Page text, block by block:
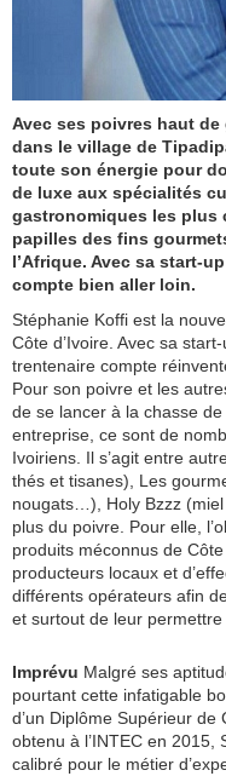
Avec ses poivres haut
dans le village de
toute son énergie pour
de luxe aux spécialités
gastronomiques les plus
papilles des fins
l’Afrique. Avec sa start-
compte bien aller loin.
Stéphanie Koffi est la
Côte d’Ivoire. Avec sa
trentenaire compte
Pour son poivre et les
de se lancer à la chasse
entreprise, ce sont de
Ivoiriens. Il s’agit entre
thés et tisanes), Les
nougats…), Holy Bzzz
plus du poivre. Pour elle,
produits méconnus de
producteurs locaux et
différents opérateurs afin
et surtout de leur permettre
Imprévu Malgré ses
pourtant cette infatigable
d’un Diplôme Supérieur
obtenu à l’INTEC en 2015,
calibré pour le métier